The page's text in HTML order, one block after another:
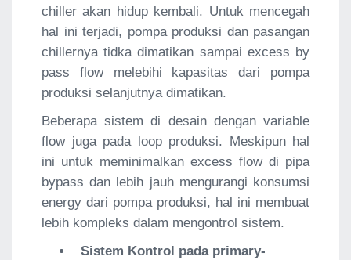
chiller akan hidup kembali. Untuk mencegah
hal ini terjadi, pompa produksi dan pasangan
chillernya tidka dimatikan sampai excess by
pass flow melebihi kapasitas dari pompa
produksi selanjutnya dimatikan.
Beberapa sistem di desain dengan variable
flow juga pada loop produksi. Meskipun hal
ini untuk meminimalkan excess flow di pipa
bypass dan lebih jauh mengurangi konsumsi
energy dari pompa produksi, hal ini membuat
lebih kompleks dalam mengontrol sistem.
Sistem Kontrol pada primary-